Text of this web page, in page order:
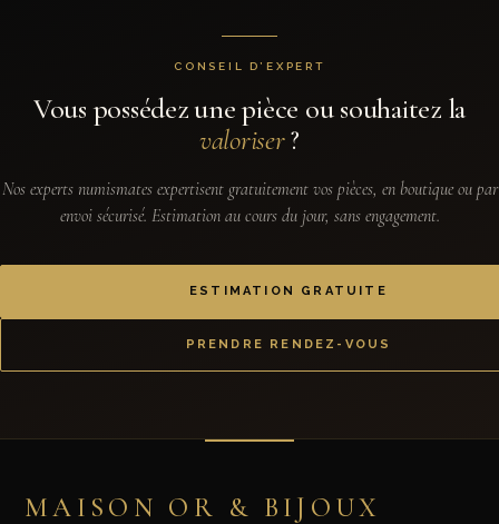
CONSEIL D’EXPERT
Vous possédez une pièce ou souhaitez la
valoriser?
Nos experts numismates expertisent gratuitement vos pièces, en boutique ou par
envoi sécurisé. Estimation au cours du jour, sans engagement.
ESTIMATION GRATUITE
PRENDRE RENDEZ-VOUS
MAISON OR & BIJOUX